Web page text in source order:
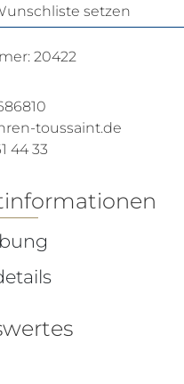
setzen
20422
toussaint.de
44 33